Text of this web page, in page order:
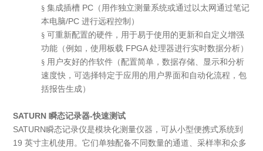
§集成插槽 PC（用作独立测量系统或通过以太网通过笔记
本电脑/PC 进行远程控制）
§可重新配置的硬件，用于易于使用的更新和自定义增强
功能（例如，使用板载 FPGA 处理器进行实时数据分析）
§ 用户友好的作软件（配置简单，数据存储、显示和分析
速度快，可选择特定于应用的用户界面和自动化流程，包
括报告生成）
SATURN 瞬态记录器-快速测试
SATURN瞬态记录仪是模块化测量仪器，可从小型便携式系统到
19 英寸主机使用。它们单独配备不同数量的通道、采样率和众多